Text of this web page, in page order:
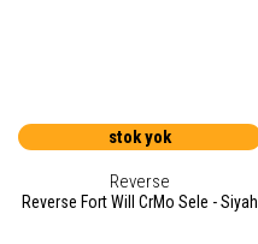
stok yok
Reverse
Reverse Fort Will CrMo Sele - Siyah